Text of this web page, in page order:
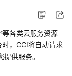
等各类云服务资源
，CCI将自动请求
供服务。